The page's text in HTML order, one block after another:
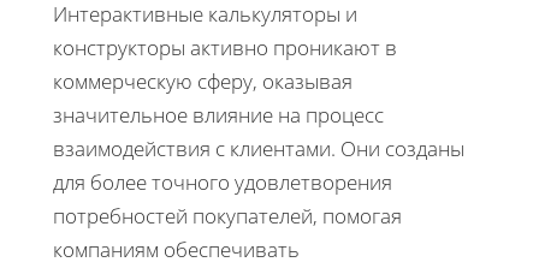
Интерактивные калькуляторы и
конструкторы активно проникают в
коммерческую сферу, оказывая
значительное влияние на процесс
взаимодействия с клиентами. Они созданы
для более точного удовлетворения
потребностей покупателей, помогая
компаниям обеспечивать